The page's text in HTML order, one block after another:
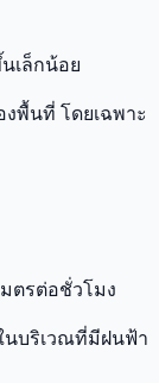
เล็กน้อย
พื้นที่ โดยเฉพาะ
มตรต่อชั่วโมง
นบริเวณที่มีฝนฟ้า